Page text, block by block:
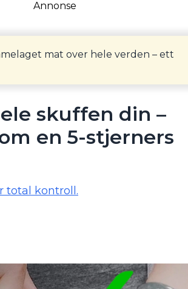
Annonse
mat over hele verden – ett
skuffen din –
en 5-stjerners
total kontroll.